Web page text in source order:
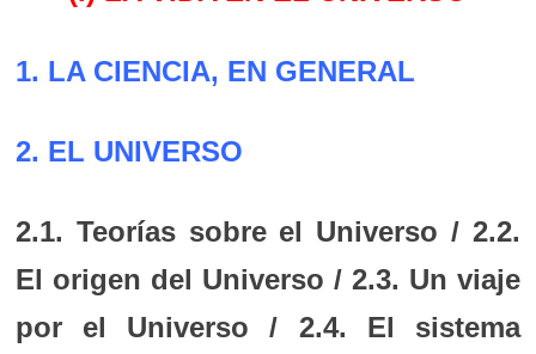
1. LA CIENCIA, EN GENERAL
2. EL UNIVERSO
2.1. Teorías sobre el Universo / 2.2.
El origen del Universo / 2.3. Un viaje
por el Universo / 2.4. El sistema